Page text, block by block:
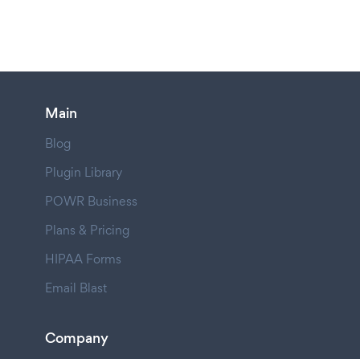
Main
Blog
Plugin Library
POWR Business
Plans & Pricing
HIPAA Forms
Email Blast
Company